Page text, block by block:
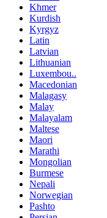
Khmer
Kurdish
Kyrgyz
Latin
Latvian
Lithuanian
Luxembou..
Macedonian
Malagasy
Malay
Malayalam
Maltese
Maori
Marathi
Mongolian
Burmese
Nepali
Norwegian
Pashto